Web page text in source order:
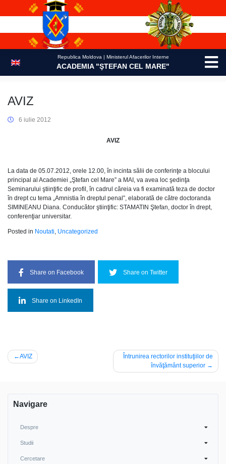
Republica Moldova | Ministerul Afacerilor Interne
ACADEMIA "ŞTEFAN CEL MARE"
AVIZ
6 iulie 2012
AVIZ
La data de 05.07.2012, orele 12.00, în incinta sălii de conferinţe a blocului
principal al Academiei „Ştefan cel Mare” a MAI, va avea loc şedinţa
Seminarului ştiinţific de profil, în cadrul căreia va fi examinată teza de doctor
în drept cu tema „Amnistia în dreptul penal”, elaborată de către doctoranda
SIMINEANU Diana. Conducător ştiinţific: STAMATIN Ştefan, doctor în drept,
conferenţiar universitar.
Posted in Noutati, Uncategorized
Share on Facebook Share on Twitter
Share on LinkedIn
Navigare
AVIZ
Întrunirea rectorilor instituţiilor de
învăţământ superior
Navigare
Despre
Studii
Cercetare